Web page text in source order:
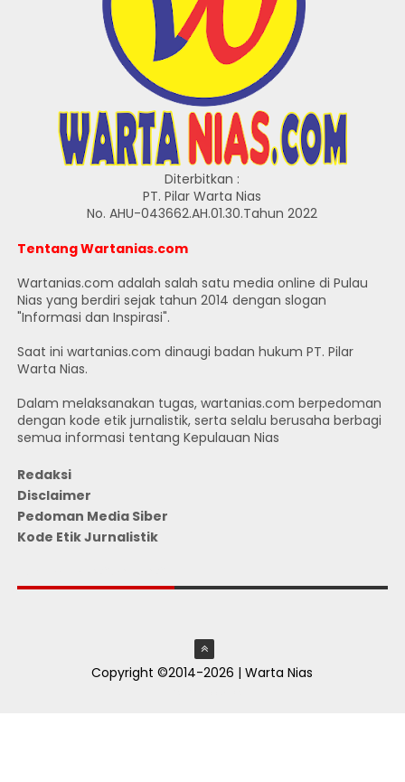
Diterbitkan :
PT. Pilar Warta Nias
No. AHU-043662.AH.01.30.Tahun 2022
Tentang Wartanias.com
Wartanias.com adalah salah satu media online di Pulau
Nias yang berdiri sejak tahun 2014 dengan slogan
"Informasi dan Inspirasi".
Saat ini wartanias.com dinaugi badan hukum PT. Pilar
Warta Nias.
Dalam melaksanakan tugas, wartanias.com berpedoman
dengan kode etik jurnalistik, serta selalu berusaha berbagi
semua informasi tentang Kepulauan Nias
Redaksi
Disclaimer
Pedoman Media Siber
Kode Etik Jurnalistik
Copyright ©2014-2026 | Warta Nias